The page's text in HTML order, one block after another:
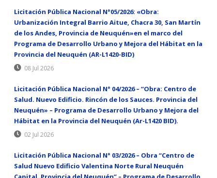
Licitación Pública Nacional N°05/2026: «Obra:
Urbanización Integral Barrio Aitue, Chacra 30, San Martín
de los Andes, Provincia de Neuquén»en el marco del
Programa de Desarrollo Urbano y Mejora del Hábitat en la
Provincia del Neuquén (AR-L1420-BID)
08 Jul 2026
Licitación Pública Nacional N° 04/2026 – “Obra: Centro de
Salud. Nuevo Edificio. Rincón de los Sauces. Provincia del
Neuquén» – Programa de Desarrollo Urbano y Mejora del
Hábitat en la Provincia del Neuquén (Ar-L1420 BID).
02 Jul 2026
Licitación Pública Nacional N° 03/2026 – Obra “Centro de
Salud Nuevo Edificio Valentina Norte Rural Neuquén